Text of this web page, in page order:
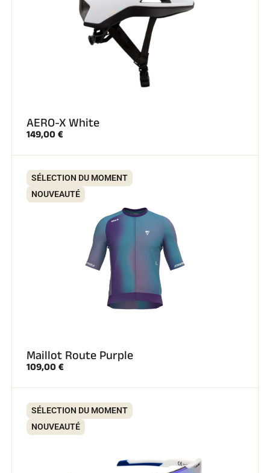
SKI COMPÉTITION
SKI TOUT TERRAIN
AERO-X White
149,00 €
SÉLECTION DU MOMENT
NOUVEAUTÉ
Maillot Route Purple
109,00 €
SÉLECTION DU MOMENT
NOUVEAUTÉ